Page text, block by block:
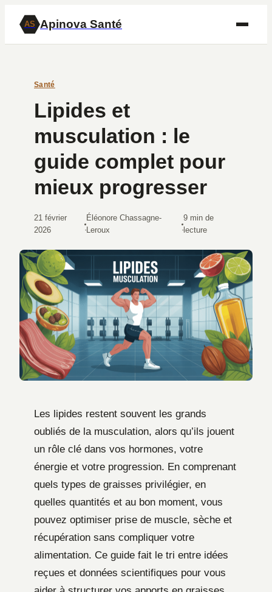
AS Apinova Santé
Santé
Lipides et
musculation : le
guide complet pour
mieux progresser
21 février
2026
·
Éléonore Chassagne-
Leroux
·
9 min de
lecture
Les lipides restent souvent les grands
oubliés de la musculation, alors qu’ils jouent
un rôle clé dans vos hormones, votre
énergie et votre progression. En comprenant
quels types de graisses privilégier, en
quelles quantités et au bon moment, vous
pouvez optimiser prise de muscle, sèche et
récupération sans compliquer votre
alimentation. Ce guide fait le tri entre idées
reçues et données scientifiques pour vous